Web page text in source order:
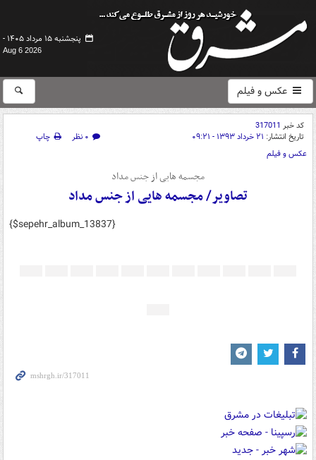
پنجشنبه ۱۵ مرداد ۱۴۰۵ -
Aug 6 2026
عکس و فیلم
کد خبر 317011
تاریخ انتشار: ۲۱ خرداد ۱۳۹۳ - ۰۹:۲۱ ۰ نظر
چاپ
عکس و فیلم
مجسمه هایی از جنس مداد
تصاویر/ مجسمه هایی از جنس مداد
{$sepehr_album_13837}